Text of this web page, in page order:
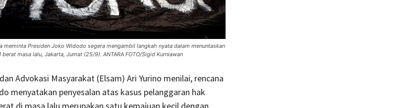
meminta Presiden Joko Widodo segera mengambil langkah nyata dalam menuntaskan
masa lalu, Jakarta, Jumat (25/9). ANTARA FOTO/Sigid Kurniawan
Advokasi Masyarakat (Elsam) Ari Yurino menilai, rencana
menyatakan penyesalan atas kasus pelanggaran hak